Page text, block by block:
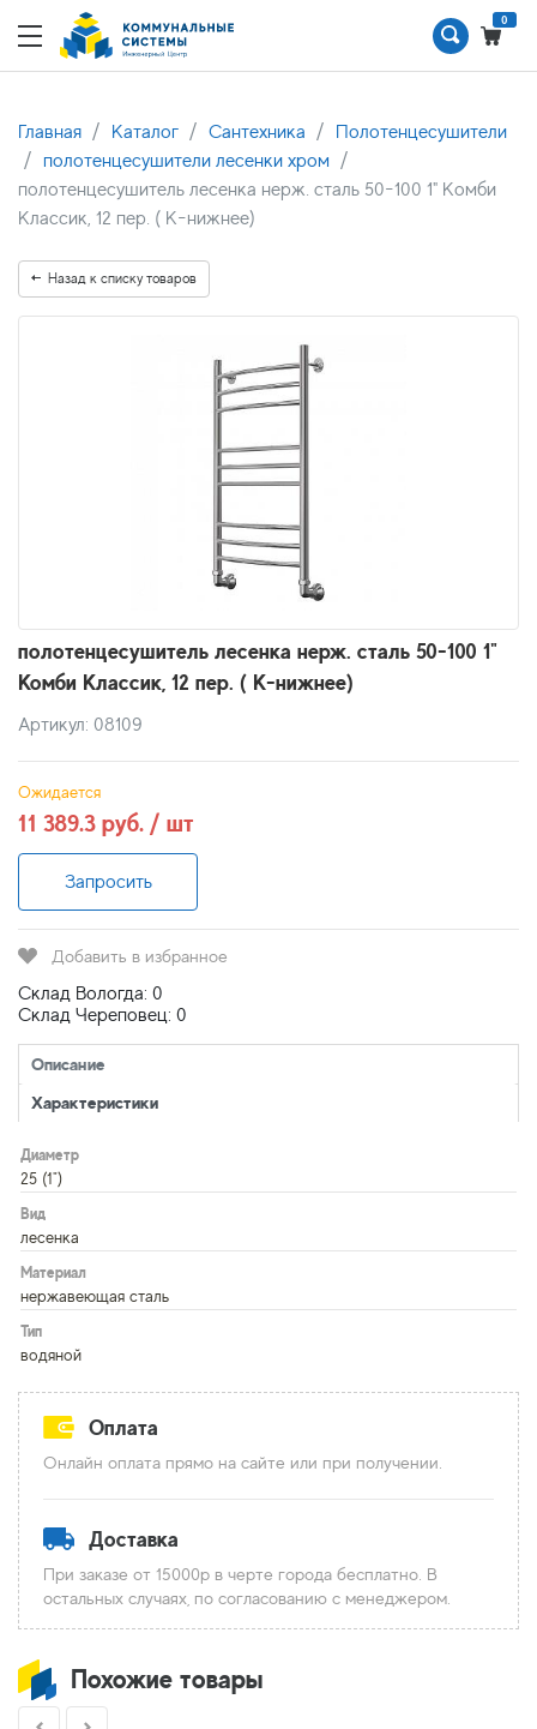
0
Главная Каталог Сантехника
Полотенцесушители
полотенцесушители лесенки хром
полотенцесушитель лесенка нерж. сталь 50-100 1" Комби
Классик, 12 пер. ( К-нижнее)
Назад к списку товаров
полотенцесушитель лесенка нерж. сталь 50-100 1"
Комби Классик, 12 пер. ( К-нижнее)
Артикул: 08109
Ожидается
11 389.3 руб. / шт
Запросить
Добавить в избранное
Склад Вологда: 0
Склад Череповец: 0
Описание
Характеристики
Диаметр
25 (1")
Вид
лесенка
Материал
нержавеющая сталь
Тип
водяной
Оплата
Онлайн оплата прямо на сайте или при получении.
Доставка
При заказе от 15000р в черте города бесплатно. В
остальных случаях, по согласованию с менеджером.
Похожие товары